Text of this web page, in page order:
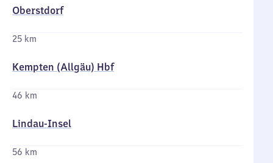
Oberstdorf
25 km
Kempten (Allgäu) Hbf
46 km
Lindau-Insel
56 km